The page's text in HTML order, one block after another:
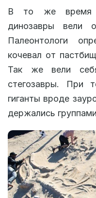
В то же время
динозавры вели
Палеонтологи
кочевал от
Так же вели
стегозавры. При
гиганты вроде
держались